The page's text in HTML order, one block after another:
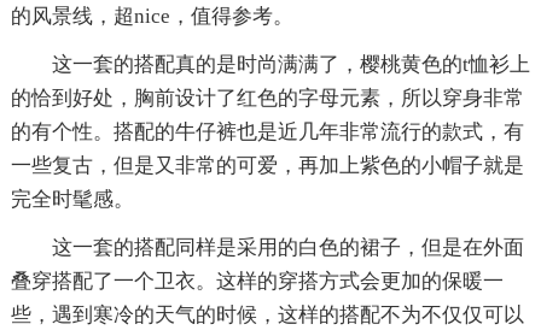
的风景线，超nice，值得参考。
这一套的搭配真的是时尚满满了，樱桃黄色的t恤衫上
的恰到好处，胸前设计了红色的字母元素，所以穿身非常
的有个性。搭配的牛仔裤也是近几年非常流行的款式，有
一些复古，但是又非常的可爱，再加上紫色的小帽子就是
完全时髦感。
这一套的搭配同样是采用的白色的裙子，但是在外面
叠穿搭配了一个卫衣。这样的穿搭方式会更加的保暖一
些，遇到寒冷的天气的时候，这样的搭配不为不仅仅可以